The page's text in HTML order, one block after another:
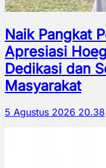
Naik Pangkat
Apresiasi
Dedikasi dan
Masyarakat
5 Agustus 2026 20.38